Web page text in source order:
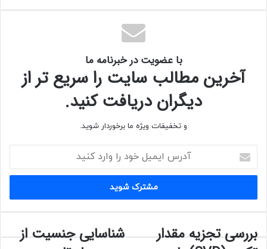
با عضویت در خبرنامه ما
آخرین مطالب سایت را سریع تر از
دیگران دریافت کنید.
و تخفیفات ویژه ما برخوردار شوید.
ایمیل
خود
وارد
کنید
بررسی
تجزیه
بررسی تجزیه مقدار
شناسایی
شناسایی جنسیت از